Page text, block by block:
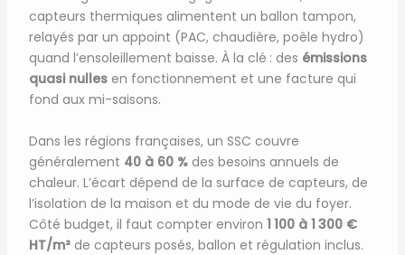
capteurs thermiques alimentent un ballon tampon,
relayés par un appoint (PAC, chaudière, poêle hydro)
quand l’ensoleillement baisse. À la clé : des émissions
quasi nullesen fonctionnement et une facture qui
fond aux mi-saisons.
Dans les régions françaises, un SSC couvre
généralement 40 à 60 %des besoins annuels de
chaleur. L’écart dépend de la surface de capteurs, de
l’isolation de la maison et du mode de vie du foyer.
Côté budget, il faut compter environ 1 100 à 1 300 €
HT/m²de capteurs posés, ballon et régulation inclus.